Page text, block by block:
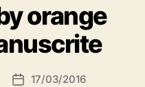
orange
Date17/03/2016